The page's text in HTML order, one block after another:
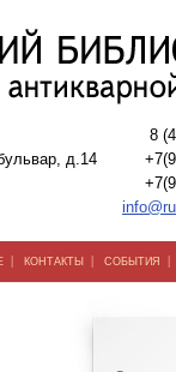
д.14
8
| КОНТАКТЫ | СОБЫТИЯ